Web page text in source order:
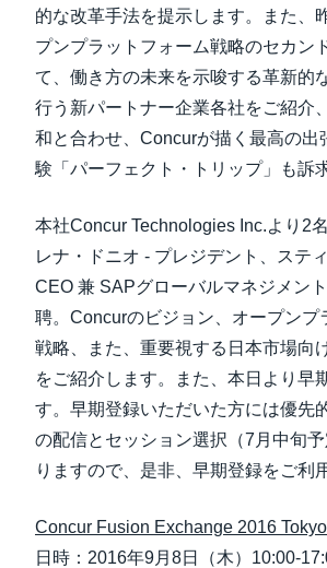
的な改革手法を提示します。また、
プンプラットフォーム戦略のセカン
て、働き方の未来を示唆する革新的
行う新パートナー企業各社をご紹介
和と合わせ、Concurが描く最高の出
験「パーフェクト・トリップ」も訴
本社Concur Technologies Inc.より2
レナ・ドニオ - プレジデント、ステ
CEO 兼 SAPグローバルマネジメン
聘。Concurのビジョン、オープンプ
戦略、また、重要視する日本市場向
をご紹介します。また、本日より早
す。早期登録いただいた方には優先
の配信とセッション選択（7月中旬
りますので、是非、早期登録をご利
Concur Fusion Exchange 2016
日時：2016年9月8日（木）10:00-